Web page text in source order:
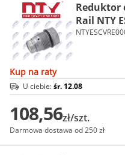
Reduktor
Rail NTY
Kup na raty
U ciebie:śr. 12.08
108,56zł/szt.
Darmowa dostawa od 250 zł